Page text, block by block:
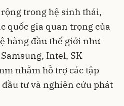
trong hệ sinh thái,
quốc gia quan trọng của
hàng đầu thế giới như
Intel, SK
nhằm hỗ trợ các tập
tư và nghiên cứu phát